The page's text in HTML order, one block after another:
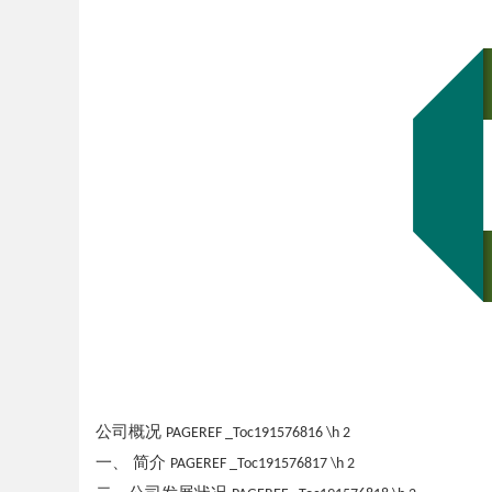
公司概况 PAGEREF _Toc191576816 \h 2
一、 简介 PAGEREF _Toc191576817 \h 2